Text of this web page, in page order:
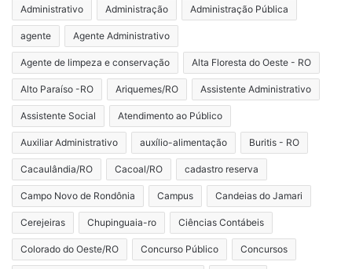
Administrativo Administração Administração Pública
agente Agente Administrativo
Agente de limpeza e conservação Alta Floresta do Oeste - RO
Alto Paraíso -RO Ariquemes/RO Assistente Administrativo
Assistente Social Atendimento ao Público
Auxiliar Administrativo auxílio-alimentação Buritis - RO
Cacaulândia/RO Cacoal/RO cadastro reserva
Campo Novo de Rondônia Campus Candeias do Jamari
Cerejeiras Chupinguaia-ro Ciências Contábeis
Colorado do Oeste/RO Concurso Público Concursos